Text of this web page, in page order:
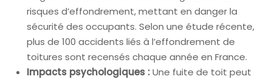
risques d’effondrement, mettant en danger la
sécurité des occupants. Selon une étude récente,
plus de 100 accidents liés à l’effondrement de
toitures sont recensés chaque année en France.
Impacts psychologiques :Une fuite de toit peut